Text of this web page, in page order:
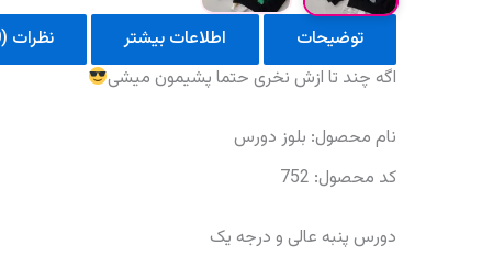
توضیحات اطلاعات بیشتر
نظرات (0)
اگه‌ چند تا ازش نخری حتما پشیمون میشی
نام محصول: بلوز دورس
کد محصول: 752
دورس پنبه عالی و درجه یک